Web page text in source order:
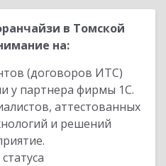
в Томской
на:
(договоров ИТС)
у партнера фирмы 1С.
аттестованных
и решений